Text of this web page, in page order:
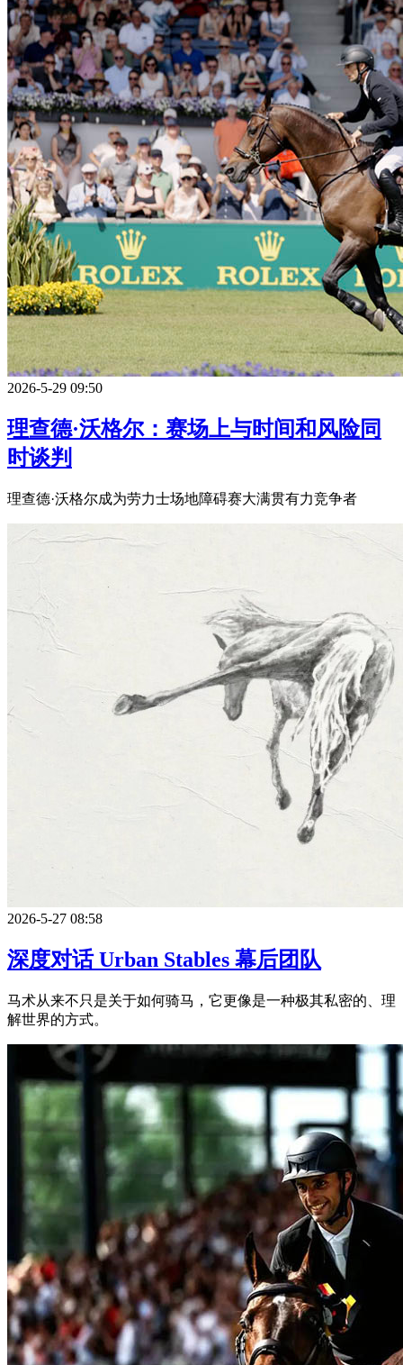
2026-5-29 09:50
理查德·沃格尔：赛场上与时间和风险同
时谈判
理查德·沃格尔成为劳力士场地障碍赛大满贯有力竞争者
2026-5-27 08:58
深度对话 Urban Stables 幕后团队
马术从来不只是关于如何骑马，它更像是一种极其私密的、理
解世界的方式。